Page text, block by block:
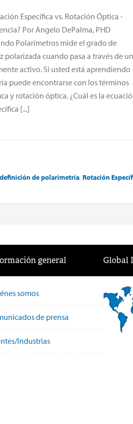
Específica vs. Rotación Óptica -
Por Angelo DePalma, PHD
Polarímetros mide el grado de
polarizada cuando pasa a través de un
activo. Si usted está aprendiendo
puede encontrarse con los términos
y rotación óptica. ¿Cuál es la
[...]
definición de polarimetría, Rotación
general
somos
de prensa
Industrias
Global